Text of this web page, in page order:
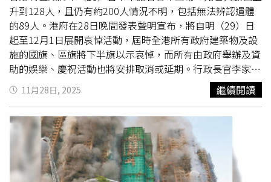
姊在逃生過程中透過臉書傳來多段驚恐語音訊息：「我覺得
好虛弱，我不能呼吸。」語氣顫抖、幾乎說不出話。另外，
一名不具名的香港社工表示，「外籍傭工是香港經濟的重要
支柱，但他們沒有聲音。我們現在能做的，就是盡力確保他
們的安危。」而有部分逃出的家庭傭工坦言，仍受驚嚇、徹
夜難眠，甚至擔心未來工作，但仍努力協助雇主家庭度過難
關。對此，移工團體呼籲，香港政府啟動的緊急援助基金，
應同時涵蓋家庭傭工，包括協助補辦遺失的護照及身分文
件。移工庇護中心「白朗婦女庇護之家」執行董事Edwina
Antonio透露，至少已有2名傭工因雇主在火災後，面臨財務
困難而被解雇，「雇主也應該同理傭工，如果她們在這場災
難中受傷，又因此丟了工作，那就是雙重打擊。」
升到128人，且仍有約200人情況不明，包括無法辨認遺體
的89人。港府在28日晚間發表聲明宣布，將自明（29）日
起至12月1日展開哀悼活動，屆時全港所有政府建築物及設
施的國旗、區旗將下半旗以示哀悼，而所有由政府舉辦及資
助的娛樂、慶祝活動也將安排取消或延期。行政長官李家超
明日上午8時率領港府主要官員、行政會議非官守議員及公
務員，在添馬添美道二號政府總部東翼前地默哀，哀悼在火
災中不幸罹難的人士。根據港媒報導，香港特區政府晚間發
布通知指出，自11月29日起至12月1日三日期間，全港所有
政府建築物及設施（包括特區政府駐境外辦事處）國旗將下
半旗誌哀；期間政府主要官員將取消非必要公開行程，所有
由政府舉辦或資助的娛樂及慶祝活動也將視情況取消或延
11月28日, 2025 繼續閱讀